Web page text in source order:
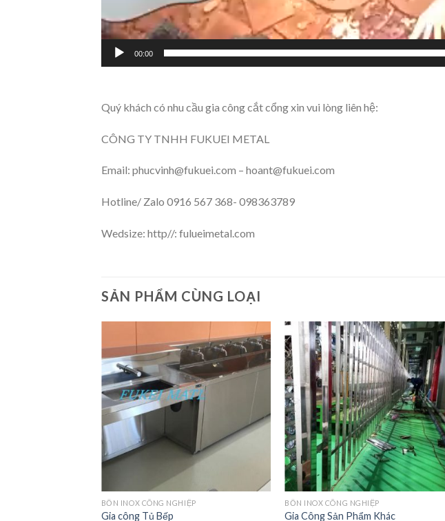
00:00
Quý khách có nhu cầu gia công cắt cổng xin vui lòng liên hệ:
CÔNG TY TNHH FUKUEI METAL
Email: phucvinh@fukuei.com – hoant@fukuei.com
Hotline/ Zalo 0916 567 368- 098363789
Wedsize: http//: fulueimetal.com
SẢN PHẨM CÙNG LOẠI
Add
to
wishlist
BỒN INOX CÔNG NGHIỆP
Gia công Tủ Bếp
Add
to
wishlist
BỒN INOX CÔNG NGHIỆP
Gia Công Sản Phẩm Khác